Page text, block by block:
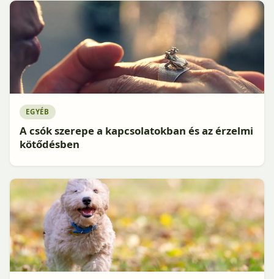
EGYÉB
A csók szerepe a kapcsolatokban és az érzelmi
kötődésben